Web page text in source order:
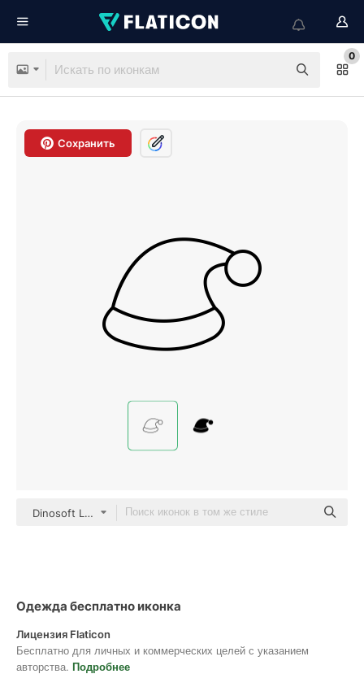
0
Сохранить
Dinosoft Lineal
Одежда бесплатно иконка
Лицензия Flaticon
Бесплатно для личных и коммерческих целей с указанием
авторства. Подробнее